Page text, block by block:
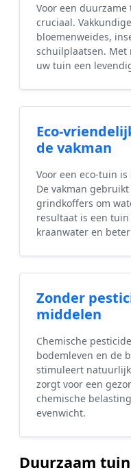
Voor een
cruciaal.
bloemenweides,
schuilplaatsen.
uw tuin een
Eco-
de vakman
Voor een eco-tuin
De vakman
grindkoffers om
resultaat is een
kraanwater en
Zonder
middelen
Chemische
bodemleven en de
stimuleert
zorgt voor een
chemische
evenwicht.
Duurzaam